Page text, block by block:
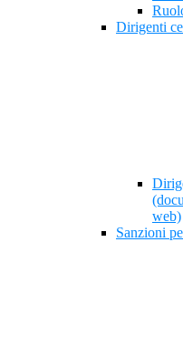
Dirigenti
web)
Sanzioni